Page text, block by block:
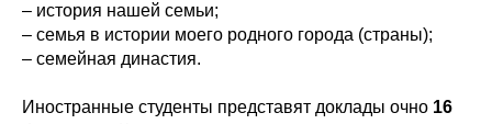
– история нашей семьи;
– семья в истории моего родного города (страны);
– семейная династия.
Иностранные студенты представят доклады очно 16